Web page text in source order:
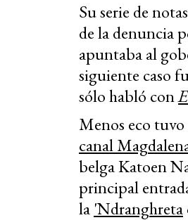
Su serie de
de la denuncia
apuntaba al
siguiente caso
sólo habló con
Menos eco
canal
belga Katoen
principal
la 'Ndranghreta